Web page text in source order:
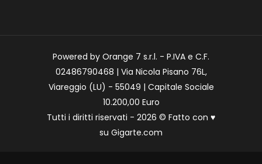
Powered by Orange 7 s.r.l. - P.IVA e C.F.
02486790468 | Via Nicola Pisano 76L,
Viareggio (LU) - 55049 | Capitale Sociale
10.200,00 Euro
Tutti i diritti riservati - 2026 © Fatto con ♥
su Gigarte.com